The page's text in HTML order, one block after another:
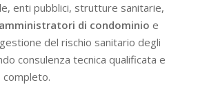
enti pubblici, strutture sanitarie,
amministratori di condominio e
del rischio sanitario degli
consulenza tecnica qualificata e